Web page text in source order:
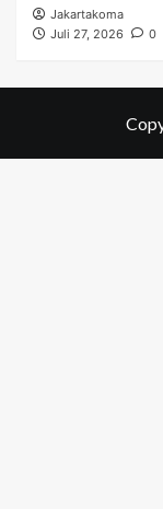
Jakartakoma
Juli 27, 2026
0